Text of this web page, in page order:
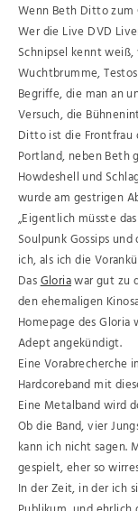
Wenn Beth Ditto zum
Wer die Live DVD
Schnipsel kennt weiß,
Wuchtbrumme,
Begriffe, die man an
Versuch, die
Ditto ist die Frontfrau
Portland, neben Beth
Howdeshell und
wurde am gestrigen
„Eigentlich müsste
Soulpunk Gossips
ich, als ich die
DasGloriawar gut zu
den ehemaligen
Homepage des Gloria
Adept angekündigt.
Eine Vorabrecherche
Hardcoreband mit
Eine Metalband wird
Ob die Band, vier
kann ich nicht sagen.
gespielt, eher so
In der Zeit, in der ich